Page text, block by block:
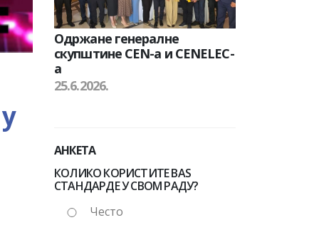
Одржане генералне
скупштине CEN-а и CENELEC-
а
25.6.2026.
АНКЕТА
КОЛИКО КОРИСТИТЕ BAS
СТАНДАРДЕ У СВОМ РАДУ?
Често